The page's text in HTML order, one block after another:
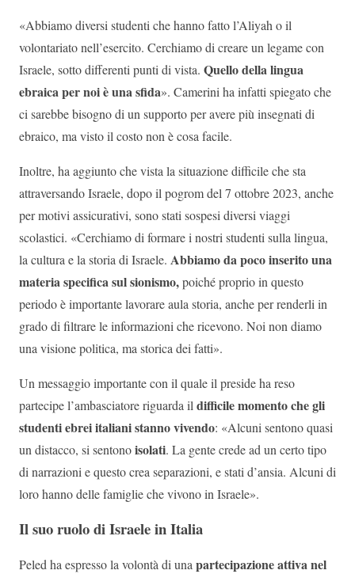
«Abbiamo diversi studenti che hanno fatto l’Aliyah o il
volontariato nell’esercito. Cerchiamo di creare un legame con
Israele, sotto differenti punti di vista. Quello della lingua
ebraica per noi è una sfida». Camerini ha infatti spiegato che
ci sarebbe bisogno di un supporto per avere più insegnati di
ebraico, ma visto il costo non è cosa facile.
Inoltre, ha aggiunto che vista la situazione difficile che sta
attraversando Israele, dopo il pogrom del 7 ottobre 2023, anche
per motivi assicurativi, sono stati sospesi diversi viaggi
scolastici. «Cerchiamo di formare i nostri studenti sulla lingua,
la cultura e la storia di Israele. Abbiamo da poco inserito una
materia specifica sul sionismo,poiché proprio in questo
periodo è importante lavorare aula storia, anche per renderli in
grado di filtrare le informazioni che ricevono. Noi non diamo
una visione politica, ma storica dei fatti».
Un messaggio importante con il quale il preside ha reso
partecipe l’ambasciatore riguarda il difficile momento che gli
studenti ebrei italiani stanno vivendo: «Alcuni sentono quasi
un distacco, si sentonoisolati. La gente crede ad un certo tipo
di narrazioni e questo crea separazioni, e stati d’ansia. Alcuni di
loro hanno delle famiglie che vivono in Israele».
Il suo ruolo di Israele in Italia
Peled ha espresso la volontà di una partecipazione attiva nel